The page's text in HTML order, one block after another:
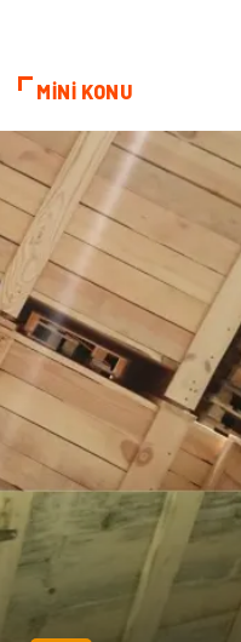
Google Sıralama
MİNİ KONU